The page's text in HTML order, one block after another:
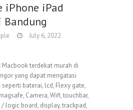
iPhone iPad
Bandung
July 6, 2022
Macbook terdekat murah di
yang dapat mengatasi
baterai, lcd, Flexy gate,
Camera, Wifi, touchbar,
logic board, display, trackpad,